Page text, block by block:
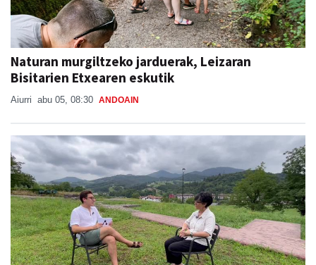
Naturan murgiltzeko jarduerak, Leizaran
Bisitarien Etxearen eskutik
Aiurri abu 05, 08:30 ANDOAIN